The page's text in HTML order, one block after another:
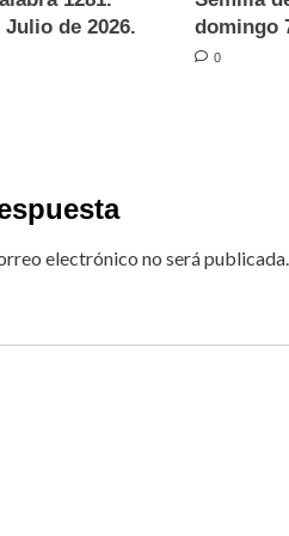
de 2026.
domingo
0
electrónico no será publicada.